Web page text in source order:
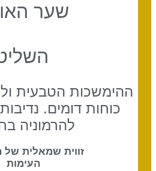
שער
השליט
ההימשכות הטבעית
כוחות דומים.
להרמוניה
זווית שמאלית של
העימות